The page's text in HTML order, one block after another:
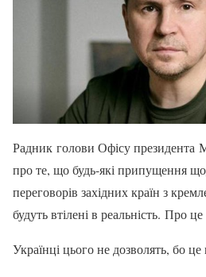
Радник голови Офісу президента
про те, що будь-які припущення
переговорів західних країн з
будуть втілені в реальність. Про
Українці цього не дозволять, бо